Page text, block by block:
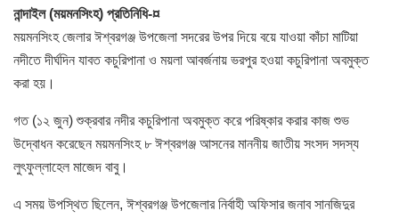
নান্দাইল (ময়মনসিংহ) প্রতিনিধি-¤
ময়মনসিংহ জেলার ঈশ্বরগঞ্জ উপজেলা সদরের উপর দিয়ে বয়ে যাওয়া কাঁচা মাটিয়া
নদীতে দীর্ঘদিন যাবত কচুরিপানা ও ময়লা আবর্জনায় ভরপুর হওয়া কচুরিপানা অবমুক্ত
করা হয়।
গত (১২ জুন) শুক্রবার নদীর কচুরিপানা অবমুক্ত করে পরিষ্কার করার কাজ শুভ
উদ্বোধন করেছেন ময়মনসিংহ ৮ ঈশ্বরগঞ্জ আসনের মাননীয় জাতীয় সংসদ সদস্য
লুৎফুল্লাহেল মাজেদ বাবু।
এ সময় উপস্থিত ছিলেন, ঈশ্বরগঞ্জ উপজেলার নির্বাহী অফিসার জনাব সানজিদুর